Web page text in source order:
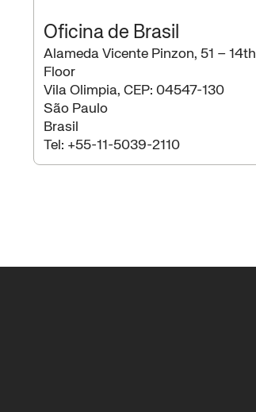
Oficina de Brasil
Alameda Vicente Pinzon, 51 – 14th
Floor
Vila Olimpia, CEP: 04547-130
São Paulo
Brasil
Tel: +55-11-5039-2110